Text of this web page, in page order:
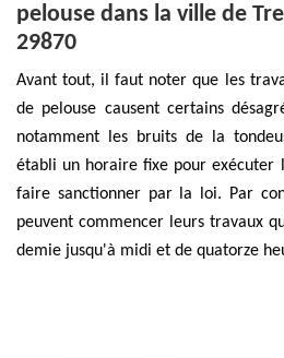
pelouse dans la ville de
29870
Avant tout, il faut noter que les
de pelouse causent certains
notamment les bruits de la
établi un horaire fixe pour exécuter
faire sanctionner par la loi. Par
peuvent commencer leurs travaux
demie jusqu'à midi et de quatorze